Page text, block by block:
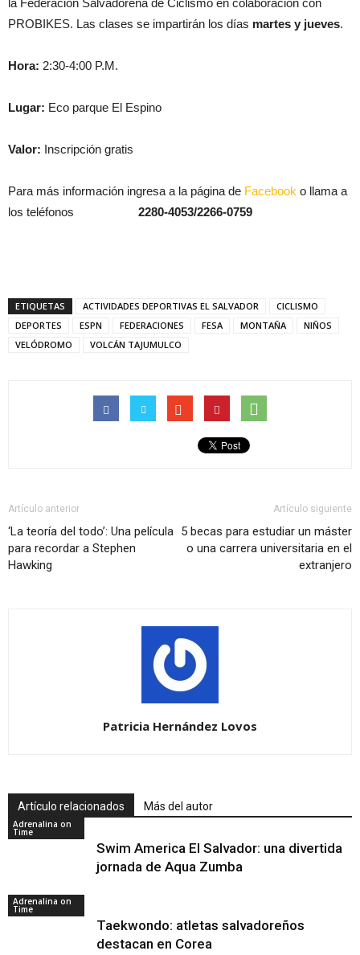
PROBIKES. Las clases se impartirán los días martes y jueves.
Hora: 2:30-4:00 P.M.
Lugar: Eco parque El Espino
Valor: Inscripción gratis
Para más información ingresa a la página de Facebook o llama a
los teléfonos 2280-4053/2266-0759
ETIQUETAS ACTIVIDADES DEPORTIVAS EL SALVADOR
CICLISMO
DEPORTES
ESPN FEDERACIONES FESA MONTAÑA
NIÑOS
VELÓDROMO
VOLCÁN TAJUMULCO
Artículo anterior
‘La teoría del todo’: Una película
para recordar a Stephen
Hawking
Artículo siguiente
5 becas para estudiar un máster
o una carrera universitaria en el
extranjero
Patricia Hernández Lovos
Artículo relacionados Más del autor
Adrenalina on
Time
Swim America El Salvador: una divertida
jornada de Aqua Zumba
Adrenalina on
Time
Taekwondo: atletas salvadoreños
destacan en Corea